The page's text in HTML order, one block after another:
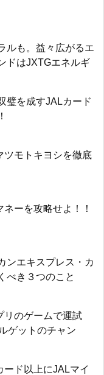
ルも。益々広がるエ
ドはJXTGエネルギ
璧を成すJALカード
ツモトキヨシを徹底
ーを攻略せよ！！
ンエキスプレス・カ
べき３つのこと
リのゲームで運試
ゲットのチャン
ード以上にJALマイ